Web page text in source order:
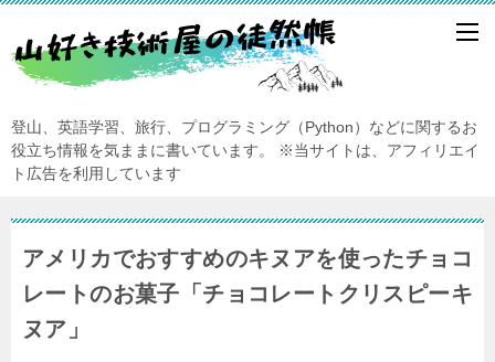
登山、英語学習、旅行、プログラミング（Python）などに関するお
役立ち情報を気ままに書いています。
※当サイトは、アフィリエイ
ト広告を利用しています
アメリカでおすすめのキヌアを使ったチョコ
レートのお菓子「チョコレートクリスピーキ
ヌア」